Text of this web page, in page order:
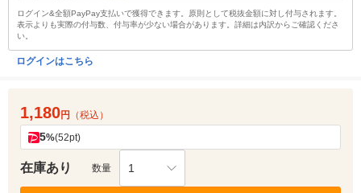
ログイン&全額PayPay支払いで獲得できます。原則として税抜金額に対し付与されます。
表示よりも実際の付与数、付与率が少ない場合があります。詳細は内訳からご確認くださ
い。
ログインはこちら
1,180円 （税込）
5%(52pt)
在庫あり 数量 1